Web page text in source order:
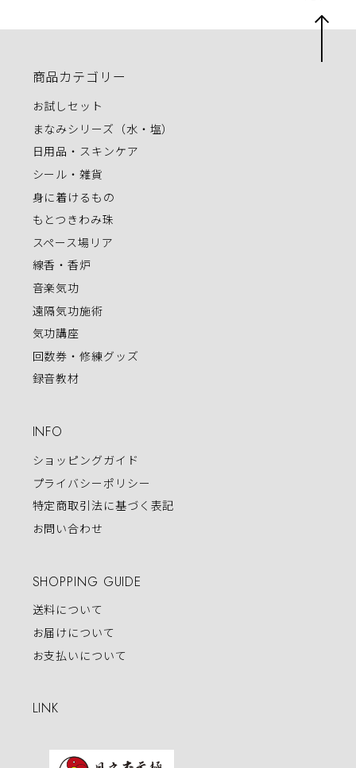
商品カテゴリー
お試しセット
まなみシリーズ（水・塩）
日用品・スキンケア
シール・雑貨
身に着けるもの
もとつきわみ珠
スペース場リア
線香・香炉
音楽気功
遠隔気功施術
気功講座
回数券・修練グッズ
録音教材
INFO
ショッピングガイド
プライバシーポリシー
特定商取引法に基づく表記
お問い合わせ
SHOPPING GUIDE
送料について
お届けについて
お支払いについて
LINK